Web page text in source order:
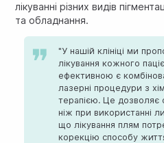
лікуванні різних видів
та обладнання.
"У нашій клініці ми
лікування кожного
ефективною є
лазерні процедури з
терапією. Це
ніж при використанні
що лікування плям
корекцію способу